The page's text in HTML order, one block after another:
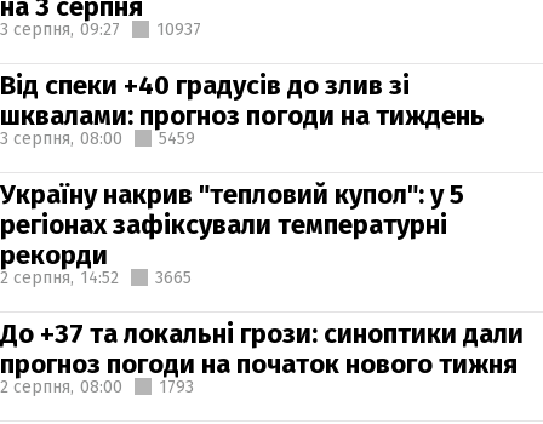
3 серпня, 09:27 10937
Від спеки +40 градусів до злив зі
шквалами: прогноз погоди на тиждень
3 серпня, 08:00 5459
Україну накрив "тепловий купол": у 5
регіонах зафіксували температурні
рекорди
2 серпня, 14:52 3665
До +37 та локальні грози: синоптики дали
прогноз погоди на початок нового тижня
2 серпня, 08:00 1793